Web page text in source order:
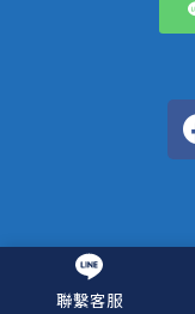
聯繫客服